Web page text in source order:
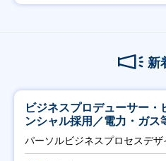
新
ビジネスプロデューサー
ンシャル採用／電力・ガス
ト推進】
パーソルビジネスプロセスデザ